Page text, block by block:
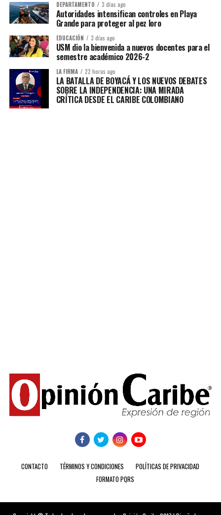
DEPARTAMENTO 3 días ago
Autoridades intensifican controles en Playa
Grande para proteger al pez loro
EDUCACIÓN 3 días ago
USM dio la bienvenida a nuevos docentes para el
semestre académico 2026-2
LA FIRMA 22 horas ago
LA BATALLA DE BOYACÁ Y LOS NUEVOS DEBATES
SOBRE LA INDEPENDENCIA: UNA MIRADA
CRÍTICA DESDE EL CARIBE COLOMBIANO
CONTACTO TÉRMINOS Y CONDICIONES
POLÍTICAS DE PRIVACIDAD
FORMATO PQRS